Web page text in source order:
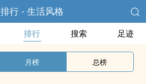
排行 - 生活风格
排行 搜索 足迹
月榜 总榜